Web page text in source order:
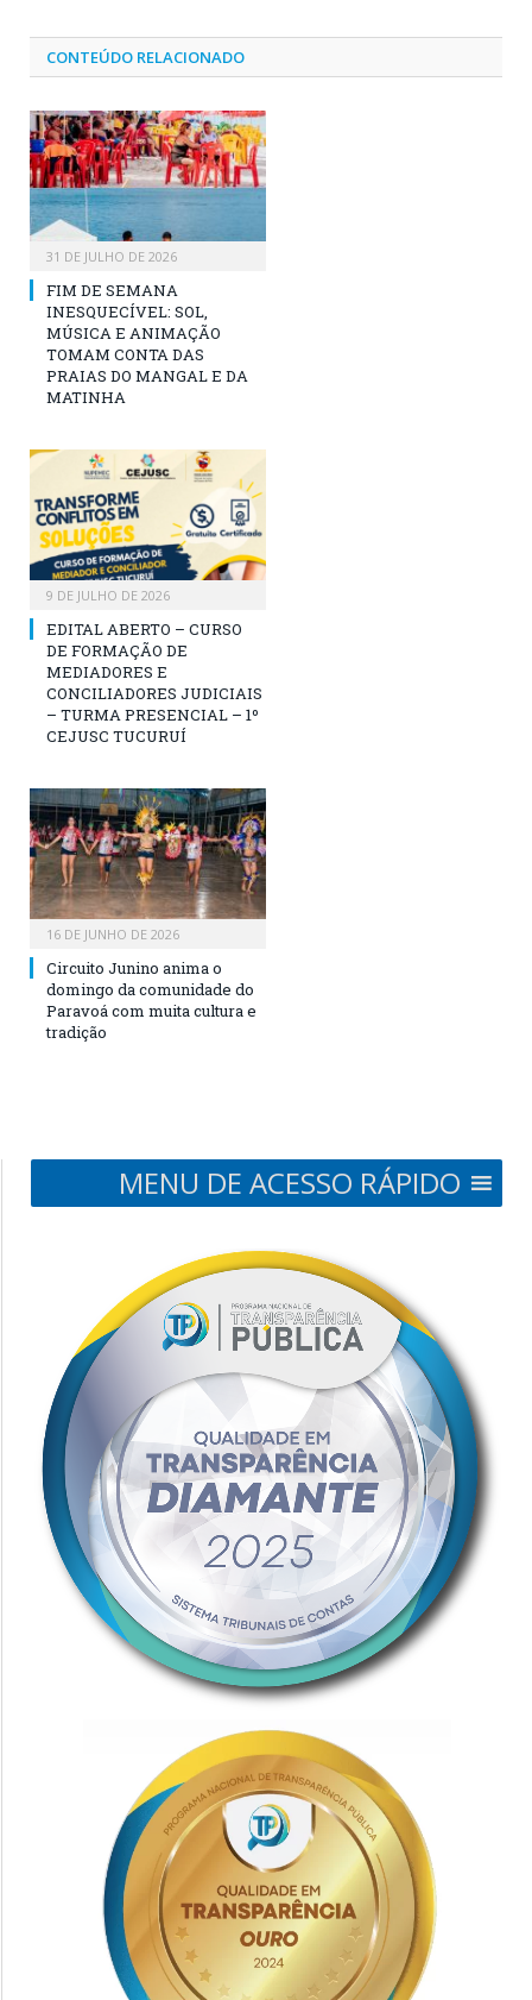
CONTEÚDO RELACIONADO
31 DE JULHO DE 2026
FIM DE SEMANA
INESQUECÍVEL: SOL,
MÚSICA E ANIMAÇÃO
TOMAM CONTA DAS
PRAIAS DO MANGAL E DA
MATINHA
9 DE JULHO DE 2026
EDITAL ABERTO – CURSO
DE FORMAÇÃO DE
MEDIADORES E
CONCILIADORES JUDICIAIS
– TURMA PRESENCIAL – 1º
CEJUSC TUCURUÍ
16 DE JUNHO DE 2026
Circuito Junino anima o
domingo da comunidade do
Paravoá com muita cultura e
tradição
MENU DE ACESSO RÁPIDO